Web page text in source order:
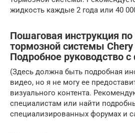
жидкость каждые 2 года или 40
Пошаговая инструкция по
тормозной системы Chery
Подробное руководство
(Здесь должна быть подробная
видео, но я не могу ее
визуального контента.
специалистам или найти
специализированных форумах и